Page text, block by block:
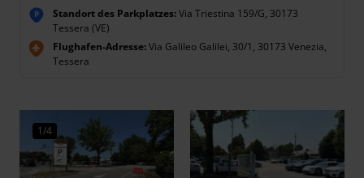
P Standort des Parkplatzes:Via Triestina 159/G, 30173
Tessera (VE)
Flughafen-Adresse:Via Galileo Galilei, 30/1, 30173 Venezia,
Tessera
1/4